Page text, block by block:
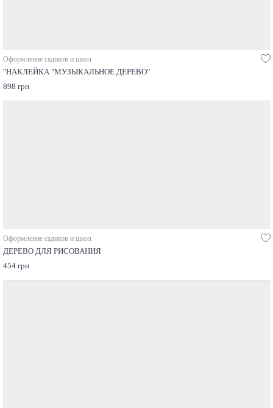
Оформление садиков и школ
"НАКЛЕЙКА "МУЗЫКАЛЬНОЕ ДЕРЕВО"
898 грн
Оформление садиков и школ
ДЕРЕВО ДЛЯ РИСОВАНИЯ
454 грн